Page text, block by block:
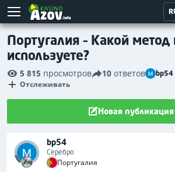
Португалия – Какой
используете?
5 815 просмотров 10 ответов bp54
Отслеживать
Новая публикация
bp54
Серебро
Португалия